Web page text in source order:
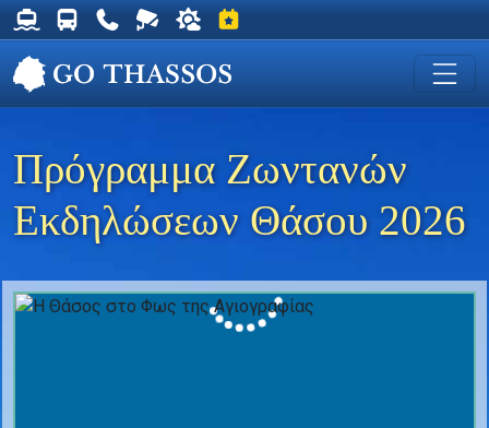
Δρομολόγια Φέρυ για Θάσο
Δρομολόγια Λεωφορείων Θάσου
Χρήσιμα Τηλέφωνα
Ζωντανή Κάμερα στη Χρυσή Ακτή
Ο καιρός στη Θάσο
Εκδηλώσεις στη Θάσο
Πρόγραμμα Ζωντανών
Εκδηλώσεων Θάσου 2026